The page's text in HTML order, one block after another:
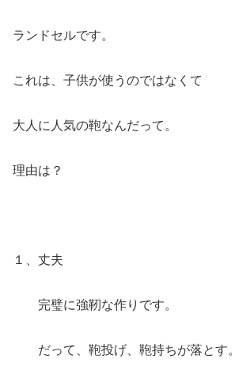
ランドセルです。
これは、子供が使うのではなくて
大人に人気の鞄なんだって。
理由は？
１、丈夫
完璧に強靭な作りです。
だって、鞄投げ、鞄持ちが落とす。